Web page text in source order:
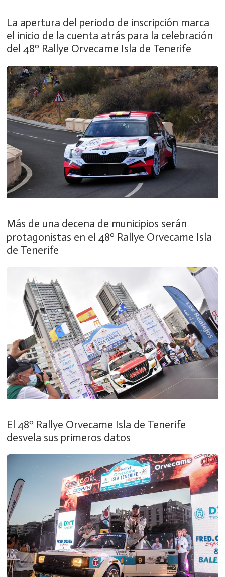
La apertura del periodo de inscripción marca
el inicio de la cuenta atrás para la celebración
del 48º Rallye Orvecame Isla de Tenerife
Más de una decena de municipios serán
protagonistas en el 48º Rallye Orvecame Isla
de Tenerife
El 48º Rallye Orvecame Isla de Tenerife
desvela sus primeros datos